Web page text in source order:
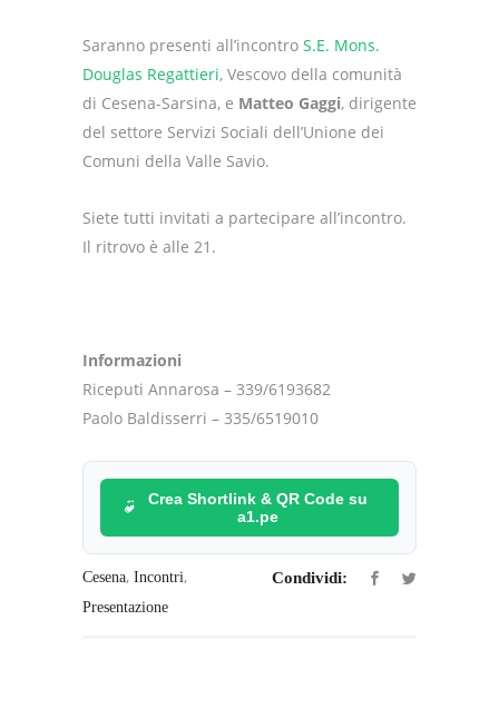
Saranno presenti all’incontro S.E. Mons.
Douglas Regattieri, Vescovo della comunità
di Cesena-Sarsina, e Matteo Gaggi, dirigente
del settore Servizi Sociali dell’Unione dei
Comuni della Valle Savio.
Siete tutti invitati a partecipare all’incontro.
Il ritrovo è alle 21.
Informazioni
Riceputi Annarosa – 339/6193682
Paolo Baldisserri – 335/6519010
Crea Shortlink & QR Code su
a1.pe
Cesena, Incontri,
Presentazione
Condividi: